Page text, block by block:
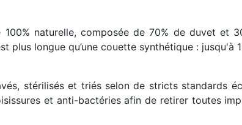
naturelle, composée de 70% de duvet et
plus longue qu’une couette synthétique : jusqu'à
stérilisés et triés selon de stricts standards
et anti-bactéries afin de retirer toutes